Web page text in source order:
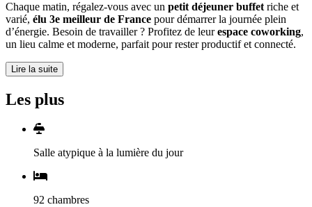
Chaque matin, régalez-vous avec un petit déjeuner buffet riche et
varié, élu 3e meilleur de France pour démarrer la journée plein
d’énergie. Besoin de travailler ? Profitez de leurespace coworking,
un lieu calme et moderne, parfait pour rester productif et connecté.
Lire la suite
Les plus
Salle atypique à la lumière du jour
92 chambres